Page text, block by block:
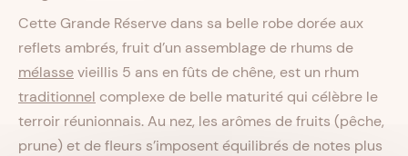
Cette Grande Réserve dans sa belle robe dorée aux
reflets ambrés, fruit d’un assemblage de rhums de
mélassevieillis 5 ans en fûts de chêne, est un rhum
traditionnel complexe de belle maturité qui célèbre le
terroir réunionnais. Au nez, les arômes de fruits (pêche,
prune) et de fleurs s’imposent équilibrés de notes plus